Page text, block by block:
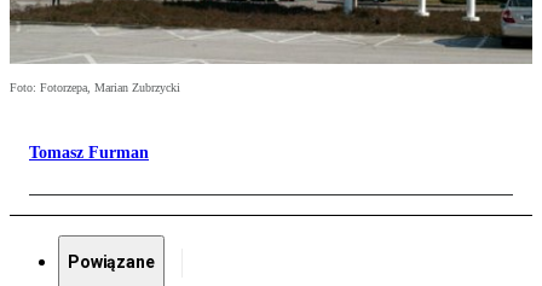
Foto: Fotorzepa, Marian Zubrzycki
Tomasz Furman
Powiązane